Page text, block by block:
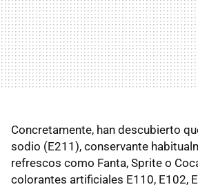
Concretamente, han descubierto
sodio (E211), conservante
refrescos como Fanta, Sprite o
colorantes artificiales E110, E102,